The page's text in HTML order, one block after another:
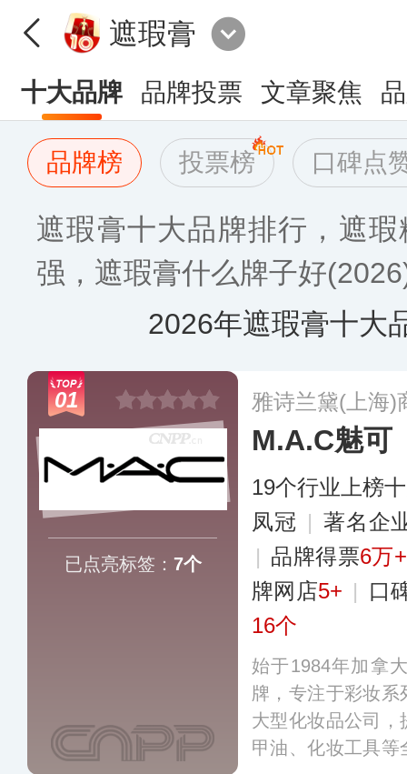
遮瑕膏
十大品牌 品牌投票 文章聚焦
品牌榜 投票榜 口碑点
遮瑕膏十大品牌排行，遮
强，遮瑕膏什么牌子好
2026年遮瑕膏十大
01
已点亮标签： 7个
雅诗兰黛(上海)
M.A.C魅可
19个行业上榜
凤冠 | 著名企
| 品牌得票6万+
牌网店5+ | 口
16个
始于1984年加拿
牌，专注于彩妆
大型化妆品公司
甲油、化妆工具